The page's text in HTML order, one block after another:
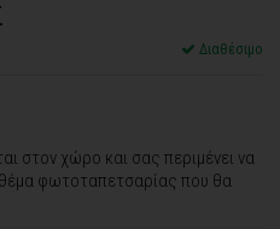
Διαθέσιμο
στον χώρο και σας περιμένει να
φωτοταπετσαρίας που θα